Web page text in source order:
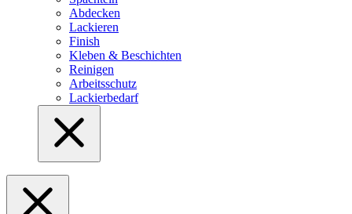
Abdecken
Lackieren
Finish
Kleben & Beschichten
Reinigen
Arbeitsschutz
Lackierbedarf